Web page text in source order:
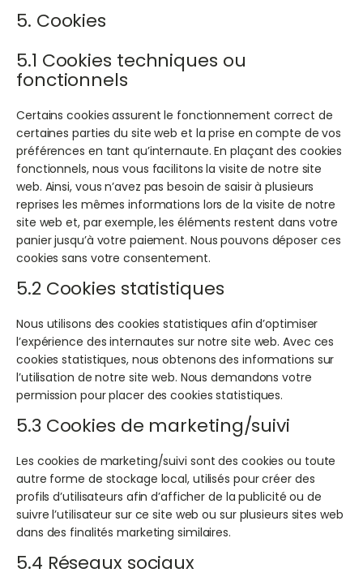
5. Cookies
5.1 Cookies techniques ou
fonctionnels
Certains cookies assurent le fonctionnement correct de
certaines parties du site web et la prise en compte de vos
préférences en tant qu’internaute. En plaçant des cookies
fonctionnels, nous vous facilitons la visite de notre site
web. Ainsi, vous n’avez pas besoin de saisir à plusieurs
reprises les mêmes informations lors de la visite de notre
site web et, par exemple, les éléments restent dans votre
panier jusqu’à votre paiement. Nous pouvons déposer ces
cookies sans votre consentement.
5.2 Cookies statistiques
Nous utilisons des cookies statistiques afin d’optimiser
l’expérience des internautes sur notre site web. Avec ces
cookies statistiques, nous obtenons des informations sur
l’utilisation de notre site web. Nous demandons votre
permission pour placer des cookies statistiques.
5.3 Cookies de marketing/suivi
Les cookies de marketing/suivi sont des cookies ou toute
autre forme de stockage local, utilisés pour créer des
profils d’utilisateurs afin d’afficher de la publicité ou de
suivre l’utilisateur sur ce site web ou sur plusieurs sites web
dans des finalités marketing similaires.
5.4 Réseaux sociaux